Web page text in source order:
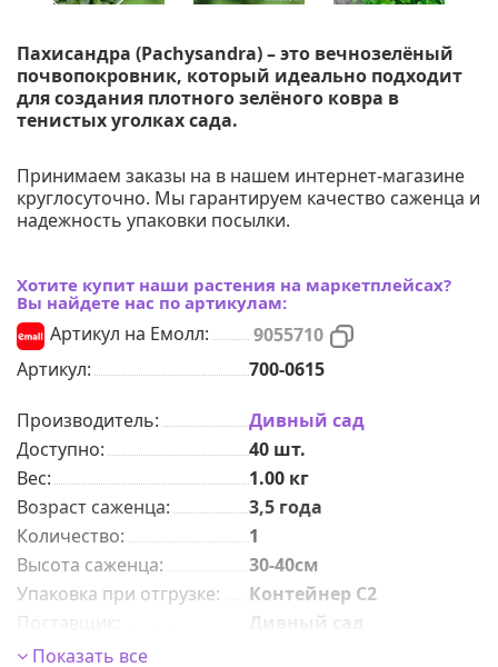
Пахисандра (Pachysandra) – это вечнозелёный
почвопокровник, который идеально подходит
для создания плотного зелёного ковра в
тенистых уголках сада.
Принимаем заказы на в нашем интернет-магазине
круглосуточно. Мы гарантируем качество саженца и
надежность упаковки посылки.
Хотите купит наши растения на маркетплейсах?
Вы найдете нас по артикулам:
Артикул на Емолл:
9055710
Артикул:
700-0615
Производитель:
Дивный сад
Доступно:
40 шт.
Вес:
1.00 кг
Возраст саженца:
3,5 года
Количeствo:
1
Высота саженца:
30-40см
Упаковка при отгрузке:
Контейнер С2
Поставщик
Дивный сад
Период цветения
Показать все